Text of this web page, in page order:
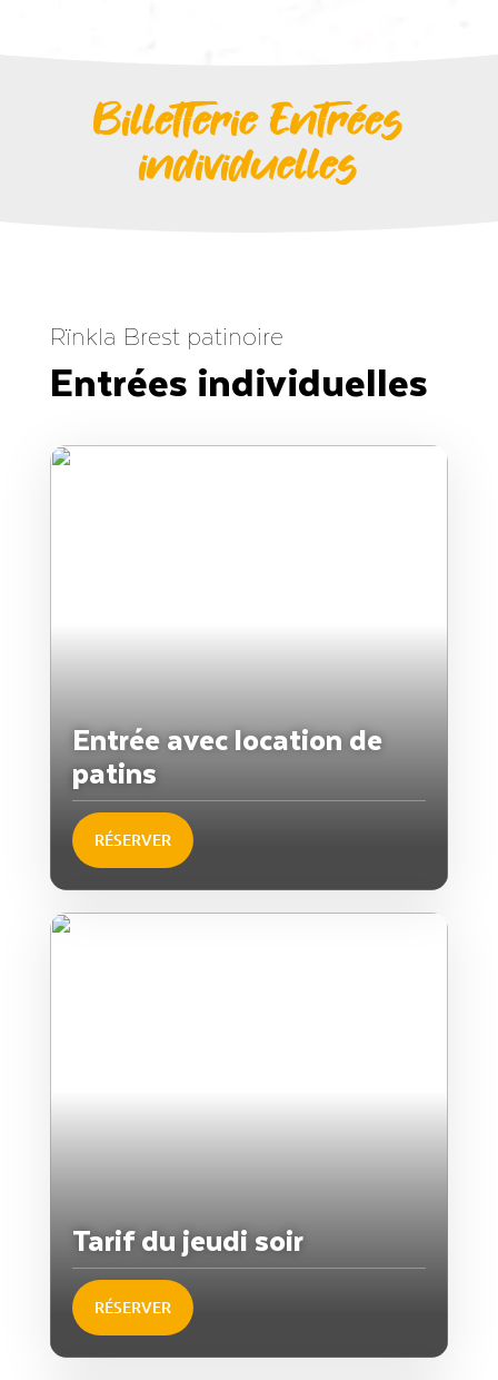
Billetterie Entrées
individuelles
Rïnkla Brest patinoire
Entrées individuelles
Entrée avec location de
patins
RÉSERVER
Tarif du jeudi soir
RÉSERVER